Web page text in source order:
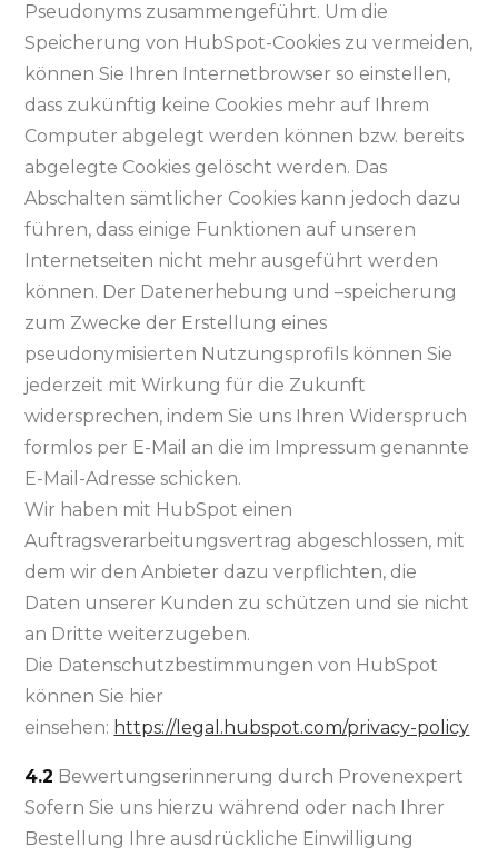
Pseudonyms zusammengeführt. Um die
Speicherung von HubSpot-Cookies zu vermeiden,
können Sie Ihren Internetbrowser so einstellen,
dass zukünftig keine Cookies mehr auf Ihrem
Computer abgelegt werden können bzw. bereits
abgelegte Cookies gelöscht werden. Das
Abschalten sämtlicher Cookies kann jedoch dazu
führen, dass einige Funktionen auf unseren
Internetseiten nicht mehr ausgeführt werden
können. Der Datenerhebung und –speicherung
zum Zwecke der Erstellung eines
pseudonymisierten Nutzungsprofils können Sie
jederzeit mit Wirkung für die Zukunft
widersprechen, indem Sie uns Ihren Widerspruch
formlos per E-Mail an die im Impressum genannte
E-Mail-Adresse schicken.
Wir haben mit HubSpot einen
Auftragsverarbeitungsvertrag abgeschlossen, mit
dem wir den Anbieter dazu verpflichten, die
Daten unserer Kunden zu schützen und sie nicht
an Dritte weiterzugeben.
Die Datenschutzbestimmungen von HubSpot
können Sie hier
einsehen: https://legal.hubspot.com/privacy-policy
4.2 Bewertungserinnerung durch Provenexpert
Sofern Sie uns hierzu während oder nach Ihrer
Bestellung Ihre ausdrückliche Einwilligung